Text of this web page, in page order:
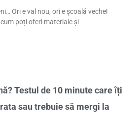
Ori e val nou, ori e școală veche!
cum poți oferi materiale și
Testul de 10 minute care îți
sau trebuie să mergi la